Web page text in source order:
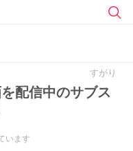
すがり
配信中のサブス
います